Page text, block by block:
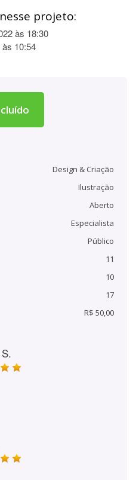
projeto:
às 18:30
10:54
Design & Criação
Ilustração
Aberto
Especialista
Público
11
10
17
R$ 50,00